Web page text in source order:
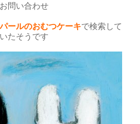
問い合わせ
ールのおむつケーキで検索して
たそうです